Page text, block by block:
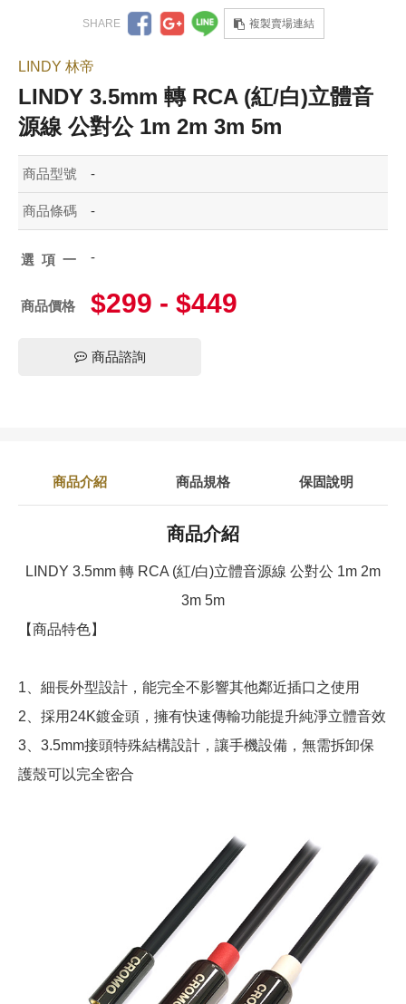
複製賣場連結
LINDY 林帝
LINDY 3.5mm 轉 RCA (紅/白)立體音
源線 公對公 1m 2m 3m 5m
商品型號 -
商品條碼 -
選項一 -
商品價格 $299 - $449
商品諮詢
商品介紹 商品規格 保固說明
商品介紹
LINDY 3.5mm 轉 RCA (紅/白)立體音源線 公對公 1m 2m
3m 5m
【商品特色】
1、細長外型設計，能完全不影響其他鄰近插口之使用
2、採用24K鍍金頭，擁有快速傳輸功能提升純淨立體音效
3、3.5mm接頭特殊結構設計，讓手機設備，無需拆卸保
護殼可以完全密合